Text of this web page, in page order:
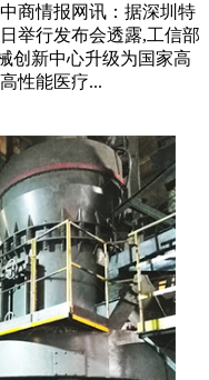
商情报网讯：据深圳特
举行发布会透露,工信部
创新中心升级为国家高
性能医疗...